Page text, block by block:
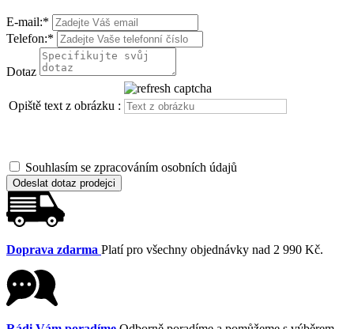
E-mail:*
Telefon:*
Dotaz
Opiště text z obrázku :
Souhlasím se zpracováním osobních údajů
Odeslat dotaz prodejci
Doprava zdarma Platí pro všechny objednávky nad 2 990 Kč.